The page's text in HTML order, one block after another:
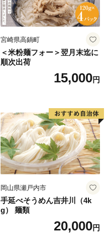
宮崎県高鍋町
＜米粉麺フォー＞翌月末迄に
順次出荷
15,000円
岡山県瀬戸内市
手延べそうめん吉井川（4k
g） 麺類
20,000円